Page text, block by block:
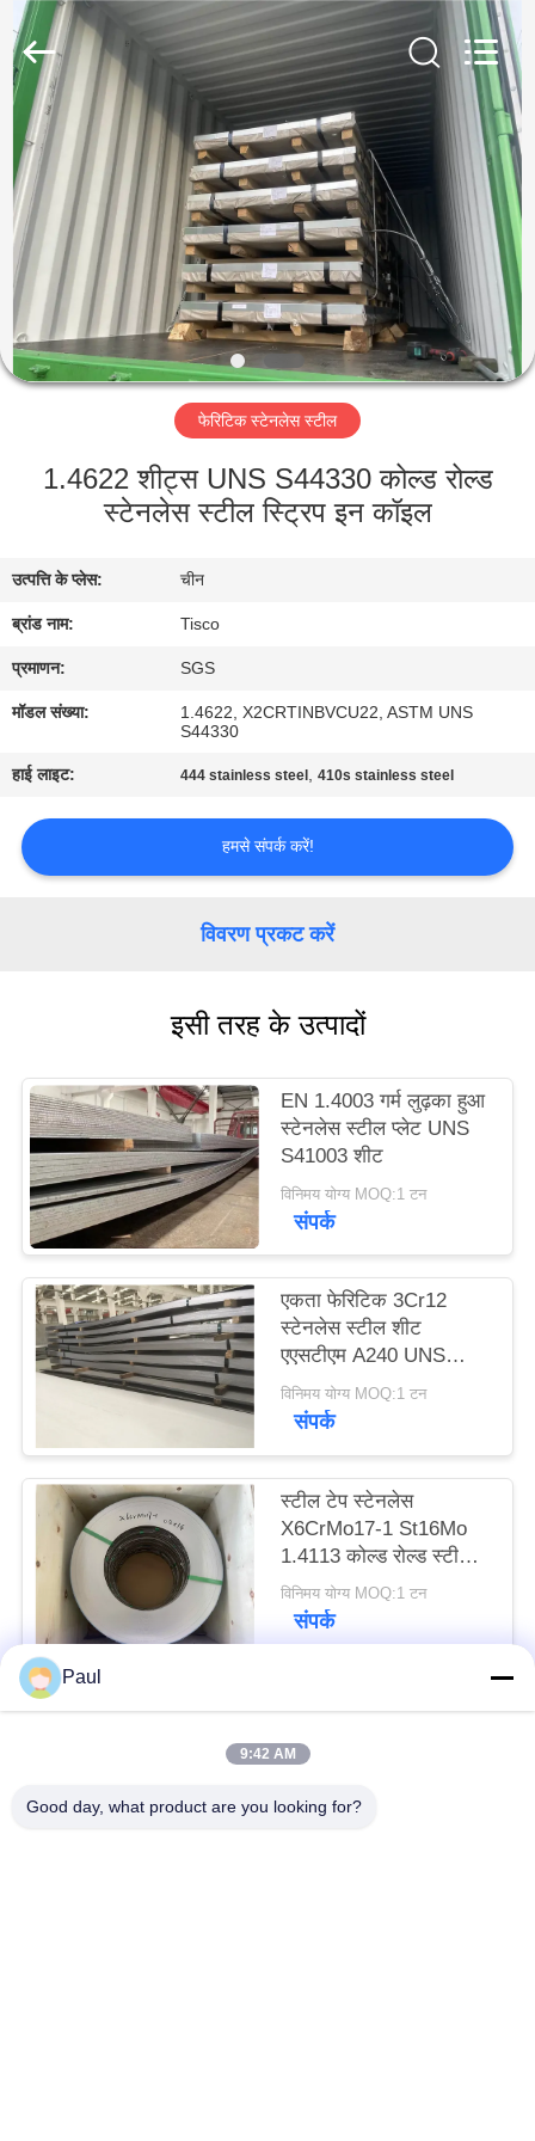
घर
उत्पादों
वीडियो
हमारे
बारे
कारखाना
गुणवत्ता
नियंत्रण
करें
एक
साइटमैप
PRIVACY
POLICY
Guanglu
Special
Steel
Co.,
Ltd.
Rights
Reserved.
फेरिटिक स्टेनलेस स्टील
1.4622 शीट्स UNS S44330 कोल्ड रोल्ड
स्टेनलेस स्टील स्ट्रिप इन कॉइल
उत्पत्ति के प्लेस: चीन
ब्रांड नाम: Tisco
प्रमाणन: SGS
मॉडल संख्या:
1.4622, X2CRTINBVCU22, ASTM UNS
S44330
हाई लाइट: 444 stainless steel ,410s stainless steel
हमसे संपर्क करें!
विवरण प्रकट करें
इसी तरह के उत्पादों
EN 1.4003 गर्म लुढ़का हुआ
स्टेनलेस स्टील प्लेट UNS
S41003 शीट
विनिमय योग्य MOQ:1 टन
संपर्क
एकता फेरिटिक 3Cr12
स्टेनलेस स्टील शीट
एएसटीएम A240 UNS
S41003 EN 1.4003
विनिमय योग्य MOQ:1 टन
संपर्क
स्टील टेप स्टेनलेस
X6CrMo17-1 St16Mo
1.4113 कोल्ड रोल्ड स्टील
स्ट्रिप
विनिमय योग्य MOQ:1 टन
संपर्क
लोकप्रिय श्रेणियां
मार्टेंसिटिक स्टेनलेस स्टील
वर्षा स्टेनलेस स्टील
Paul
9:42 AM
Good day, what product are you looking for?